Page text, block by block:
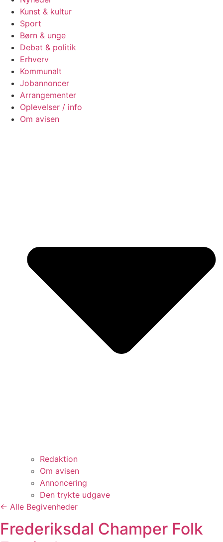
Kunst & kultur
Sport
Børn & unge
Debat & politik
Erhverv
Kommunalt
Jobannoncer
Arrangementer
Oplevelser / info
Om avisen
Redaktion
Om avisen
Annoncering
Den trykte udgave
← Alle Begivenheder
Frederiksdal Champer Folk